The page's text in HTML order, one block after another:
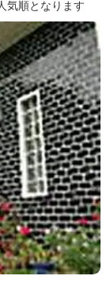
気順となります